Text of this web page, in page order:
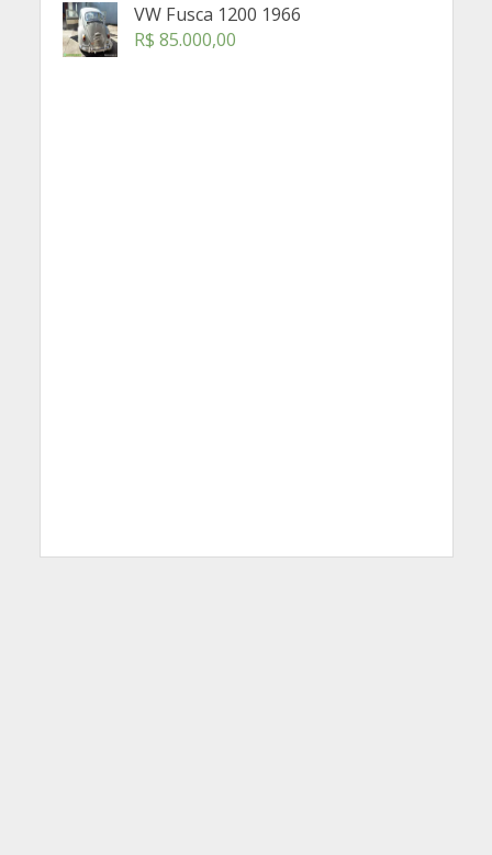
VW Fusca 1200 1966
R$ 85.000,00